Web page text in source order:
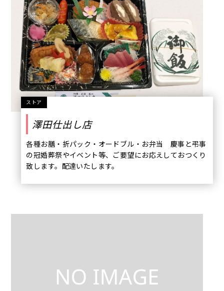
ストア
澤田仕出し店
各種お膳・折パック・オードブル・お弁当 慶事と弔事
の冠婚葬祭やイベント等、ご要望にお応えしておつくり
致します。配達いたします。